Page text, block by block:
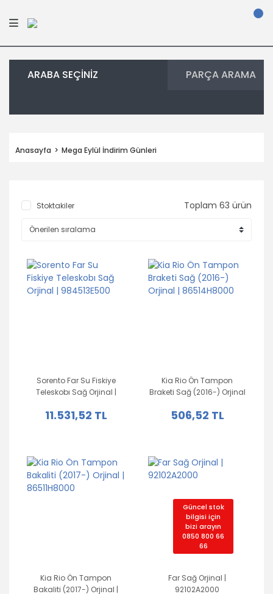
ARABA SEÇİNİZ PARÇA ARAMA
Anasayfa Mega Eylül İndirim Günleri
Stoktakiler Toplam 63 ürün
Sorento Far Su Fiskiye
Teleskobı Sağ Orjinal |
11.531,52 TL
Kia Rio Ön Tampon
Braketi Sağ (2016-) Orjinal
506,52 TL
Kia Rio Ön Tampon
Bakaliti (2017-) Orjinal |
Güncel stok
bilgisi için
bizi arayın
0850 800 66
66
Far Sağ Orjinal |
92102A2000